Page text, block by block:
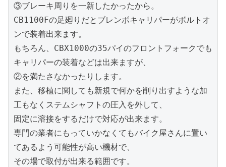
③ブレーキ周りを一新したかったから。
CB1100Fの足廻りだとブレンボキャリパーがボルトオ
ンで装着出来ます。
もちろん、CBX1000の35パイのフロントフォークでも
キャリパーの装着などは出来ますが、
②を満たさなかったりします。
また、移植に関しても新規で何かを削り出すような加
工もなくステムシャフトの圧入を外して、
固定に溶接をするだけで対応が出来ます。
専門の業者にもっていかなくてもバイク屋さんに置い
てあるよう可能性が高い機材で、
その場で取付が出来る範囲です。